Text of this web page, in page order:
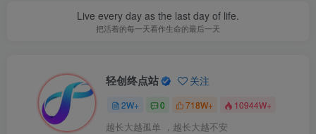
Live every day as the last day of life.
把活着的每一天看作生命的最后一天
轻创终点站 关注
2W+ 0 718W+ 10944W+
越长大越孤单 ，越长大越不安